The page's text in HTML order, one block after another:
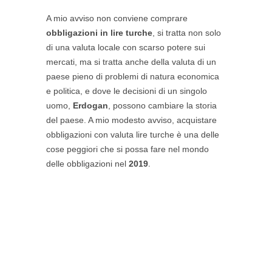
A mio avviso non conviene comprare
obbligazioni in lire turche , si tratta non solo
di una valuta locale con scarso potere sui
mercati, ma si tratta anche della valuta di un
paese pieno di problemi di natura economica
e politica, e dove le decisioni di un singolo
uomo, Erdogan , possono cambiare la storia
del paese. A mio modesto avviso, acquistare
obbligazioni con valuta lire turche è una delle
cose peggiori che si possa fare nel mondo
delle obbligazioni nel 2019.